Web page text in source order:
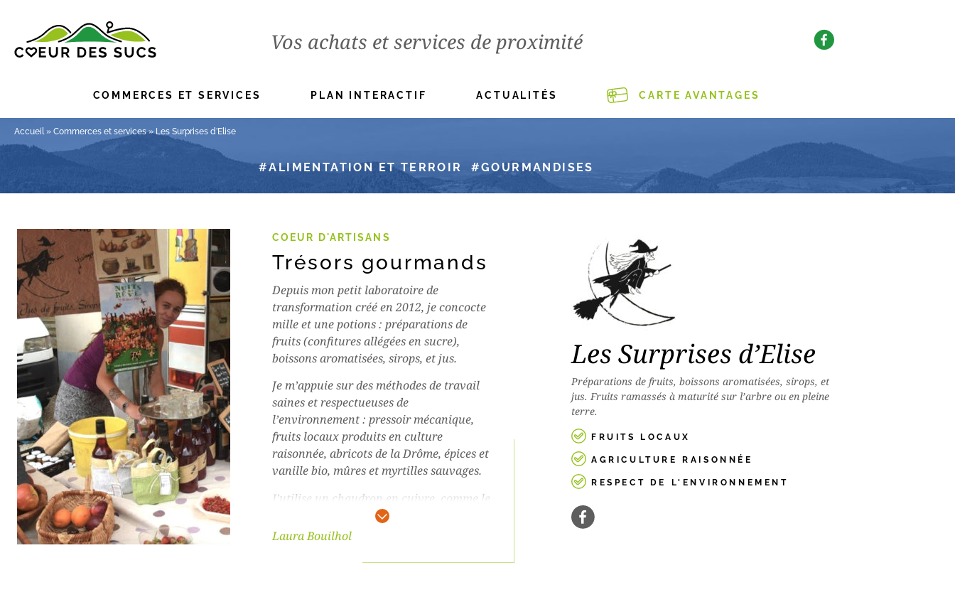
Vos achats et services de proximité
COMMERCES ET SERVICES PLAN INTERACTIF ACTUALITÉS CARTE AVANTAGES
Accueil» Commerces et services»Les Surprises d’Elise
ALIMENTATION ET TERROIR GOURMANDISES
COEUR D'ARTISANS
Trésors gourmands
Depuis mon petit laboratoire de
transformation créé en 2012, je concocte
mille et une potions : préparations de
fruits (confitures allégées en sucre),
boissons aromatisées, sirops, et jus.
Je m’appuie sur des méthodes de travail
saines et respectueuses de
l’environnement : pressoir mécanique,
fruits locaux produits en culture
raisonnée, abricots de la Drôme, épices et
vanille bio, mûres et myrtilles sauvages.
J’utilise un chaudron en cuivre, comme le
faisaient nos grands-mères : le temps de
cuisson est ainsi maîtrisé afin d’éviter que
Laura Bouilhol
Les Surprises d’Elise
Préparations de fruits, boissons aromatisées, sirops, et
jus. Fruits ramassés à maturité sur l’arbre ou en pleine
terre.
FRUITS LOCAUX
AGRICULTURE RAISONNÉE
RESPECT DE L'ENVIRONNEMENT